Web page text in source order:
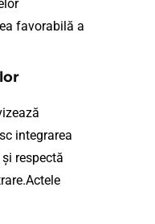
favorabilă a
integrarea
respectă